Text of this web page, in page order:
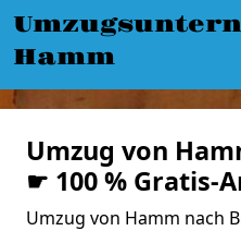
Hamm
Umzug von
☛ 100 % Gratis-
Umzug von Hamm nach